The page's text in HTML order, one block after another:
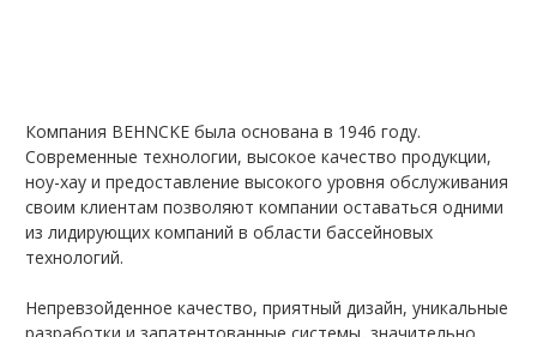
Компания BEHNCKE была основана в 1946 году.
Современные технологии, высокое качество продукции,
ноу-хау и предоставление высокого уровня обслуживания
своим клиентам позволяют компании оставаться одними
из лидирующих компаний в области бассейновых
технологий.
Непревзойденное качество, приятный дизайн, уникальные